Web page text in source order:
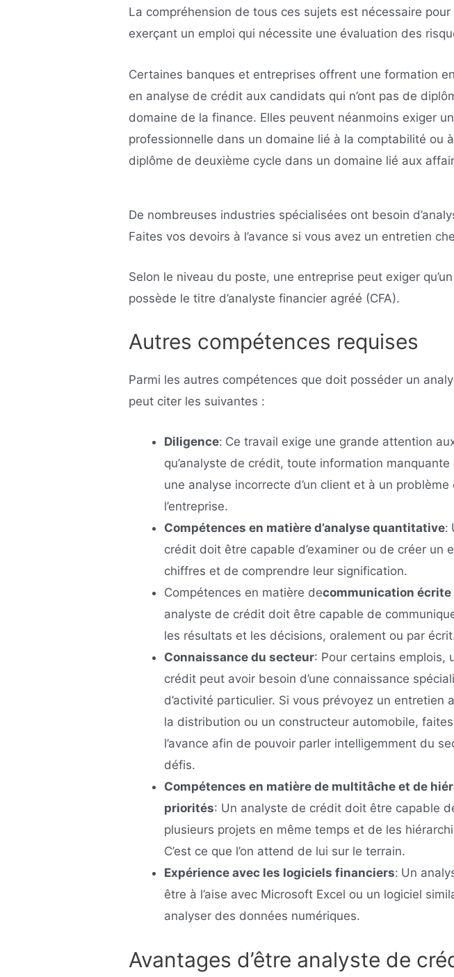
La compréhension de tous ces sujets est nécessaire
exerçant un emploi qui nécessite une évaluation des
Certaines banques et entreprises offrent une formation
en analyse de crédit aux candidats qui n’ont pas de
domaine de la finance. Elles peuvent néanmoins exiger
professionnelle dans un domaine lié à la comptabilité ou
diplôme de deuxième cycle dans un domaine lié aux
De nombreuses industries spécialisées ont besoin
Faites vos devoirs à l’avance si vous avez un entretien
Selon le niveau du poste, une entreprise peut exiger
possède le titre d’analyste financier agréé (CFA).
Autres compétences requises
Parmi les autres compétences que doit posséder un
peut citer les suivantes :
Diligence: Ce travail exige une grande attention
qu’analyste de crédit, toute information
une analyse incorrecte d’un client et à un
l’entreprise.
Compétences en matière d’analyse quantitative:
crédit doit être capable d’examiner ou de créer un
chiffres et de comprendre leur signification.
Compétences en matière decommunication écrite
analyste de crédit doit être capable de
les résultats et les décisions, oralement ou par
Connaissance du secteur: Pour certains emplois,
crédit peut avoir besoin d’une connaissance
d’activité particulier. Si vous prévoyez un entretien
la distribution ou un constructeur automobile,
l’avance afin de pouvoir parler intelligemment du
défis.
Compétences en matière de multitâche et de
priorités: Un analyste de crédit doit être capable
plusieurs projets en même temps et de les
C’est ce que l’on attend de lui sur le terrain.
Expérience avec les logiciels financiers: Un
être à l’aise avec Microsoft Excel ou un logiciel
analyser des données numériques.
Avantages d’être analyste de